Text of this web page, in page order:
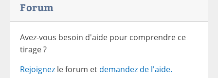
Forum
Avez-vous besoin d'aide pour comprendre ce
tirage ?
Rejoignez le forum et demandez de l'aide.